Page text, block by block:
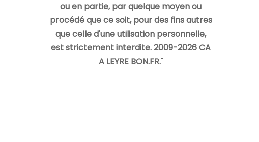
ou en partie, par quelque moyen ou
procédé que ce soit, pour des fins autres
que celle d'une utilisation personnelle,
est strictement interdite. 2009-2026 CA
A LEYRE BON.FR."